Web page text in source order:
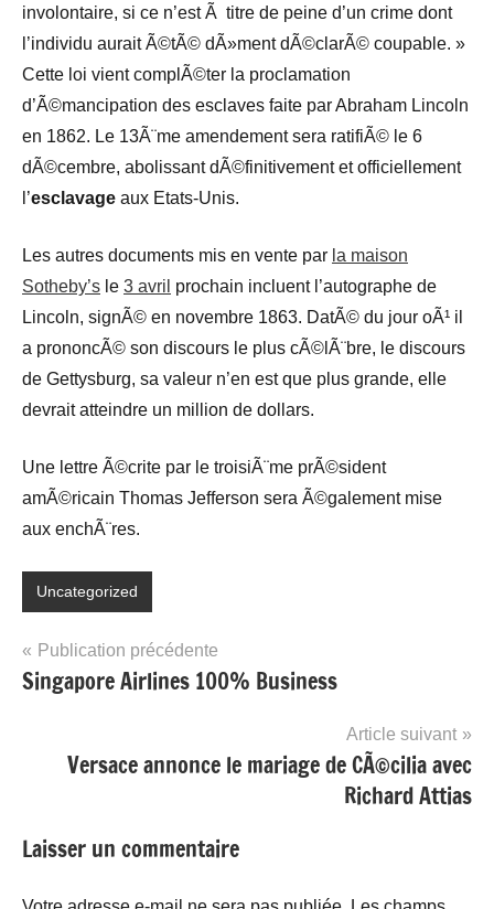
involontaire, si ce n’est Ã titre de peine d’un crime dont
l’individu aurait Ã©tÃ© dÃ»ment dÃ©clarÃ© coupable. »
Cette loi vient complÃ©ter la proclamation
d’Ã©mancipation des esclaves faite par Abraham Lincoln
en 1862. Le 13Ã¨me amendement sera ratifiÃ© le 6
dÃ©cembre, abolissant dÃ©finitivement et officiellement
l’esclavage aux Etats-Unis.
Les autres documents mis en vente par la maison
Sotheby’s le 3 avril prochain incluent l’autographe de
Lincoln, signÃ© en novembre 1863. DatÃ© du jour oÃ¹ il
a prononcÃ© son discours le plus cÃ©lÃ¨bre, le discours
de Gettysburg, sa valeur n’en est que plus grande, elle
devrait atteindre un million de dollars.
Une lettre Ã©crite par le troisiÃ¨me prÃ©sident
amÃ©ricain Thomas Jefferson sera Ã©galement mise
aux enchÃ¨res.
Uncategorized
Navigation
de
Publication précédente
Singapore Airlines 100% Business
Article suivant
Versace annonce le mariage de CÃ©cilia avec
Richard Attias
Laisser un commentaire